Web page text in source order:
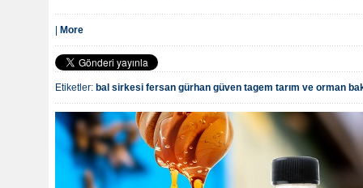
More
Etiketler: bal sirkesi fersan gürhan güven tagem tarım ve orman